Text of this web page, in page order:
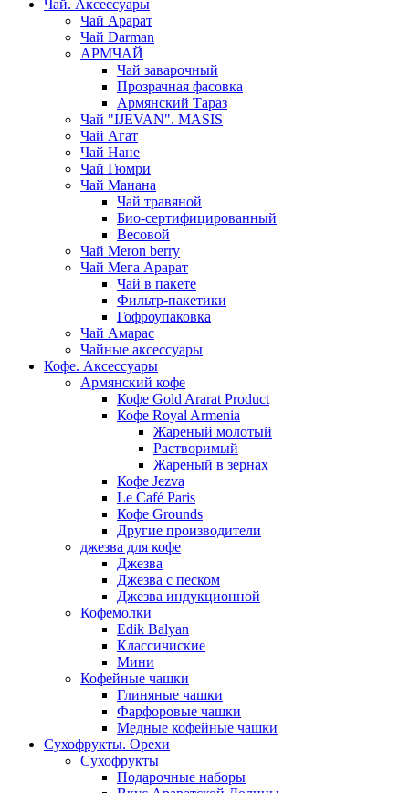
Чай. Аксессуары
Чай Арарат
Чай Darman
АРМЧАЙ
Чай заварочный
Прозрачная фасовка
Армянский Тараз
Чай "IJEVAN". MASIS
Чай Агат
Чай Нане
Чай Гюмри
Чай Манана
Чай травяной
Био-сертифицированный
Весовой
Чай Meron berry
Чай Мега Арарат
Чай в пакете
Фильтр-пакетики
Гофроупаковка
Чай Амарас
Чайные аксессуары
Кофе. Аксессуары
Армянский кофе
Кофе Gold Ararat Product
Кофе Royal Armenia
Жареный молотый
Растворимый
Жареный в зернах
Кофе Jezva
Le Café Paris
Кофе Grounds
Другие производители
джезва для кофе
Джезва
Джезва с песком
Джезва индукционной
Кофемолки
Edik Balyan
Классичиские
Мини
Кофейные чашки
Глиняные чашки
Фарфоровые чашки
Медные кофейные чашки
Сухофрукты. Орехи
Сухофрукты
Подарочные наборы